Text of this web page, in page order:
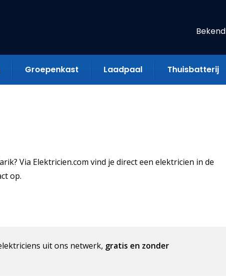
Groepenkast Laadpaal Thuisbatterij
Via Elektricien.com vind je direct een elektricien in de
op.
uit ons netwerk, gratis en zonder